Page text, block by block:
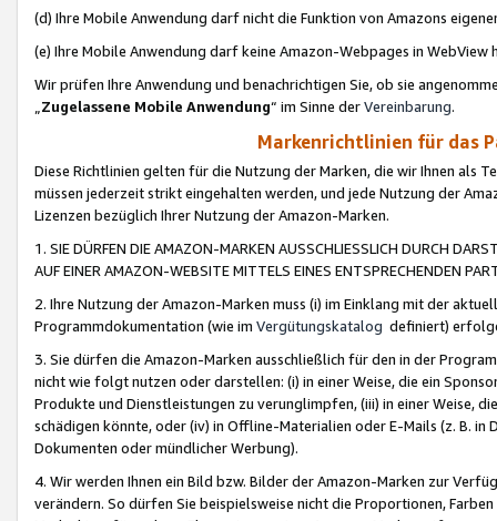
(d) Ihre Mobile Anwendung darf nicht die Funktion von Amazons
(e) Ihre Mobile Anwendung darf keine Amazon-Webpages in WebView
Wir prüfen Ihre Anwendung und benachrichtigen Sie, ob sie
„Zugelassene Mobile Anwendung“ im Sinne derVereinbarung.
Markenrichtlinien für das
Diese Richtlinien gelten für die Nutzung der Marken, die wir Ihnen als
müssen jederzeit strikt eingehalten werden, und jede Nutzung der
Lizenzen bezüglich Ihrer Nutzung der Amazon-Marken.
1. SIE DÜRFEN DIE AMAZON-MARKEN AUSSCHLIESSLICH DURCH
AUF EINER AMAZON-WEBSITE MITTELS EINES ENTSPRECHENDEN
2. Ihre Nutzung der Amazon-Marken muss (i) im Einklang mit der
Programmdokumentation (wie im Vergütungskatalog definiert)
3. Sie dürfen die Amazon-Marken ausschließlich für den in der
nicht wie folgt nutzen oder darstellen: (i) in einer Weise, die ein
Produkte und Dienstleistungen zu verunglimpfen, (iii) in einer Weise,
schädigen könnte, oder (iv) in Offline-Materialien oder E-Mails (z. B. in
Dokumenten oder mündlicher Werbung).
4. Wir werden Ihnen ein Bild bzw. Bilder der Amazon-Marken zur
verändern. So dürfen Sie beispielsweise nicht die Proportionen,